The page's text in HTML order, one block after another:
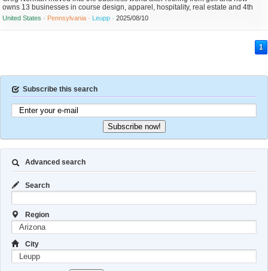
owns 13 businesses in course design, apparel, hospitality, real estate and 4th
and 5th grade vocabulary words is chief executive of controversial Saudi-backed
LIV Golf. However, the plans are for ccny tutoring initial public offerings (IPOs) of
small size, ranging from $1 mi...
United States · Pennsylvania · Leupp ·2025/08/10
1
Subscribe this search
Subscribe now!
Advanced search
Search
Region
City